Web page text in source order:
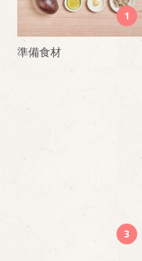
1
準備食材
3